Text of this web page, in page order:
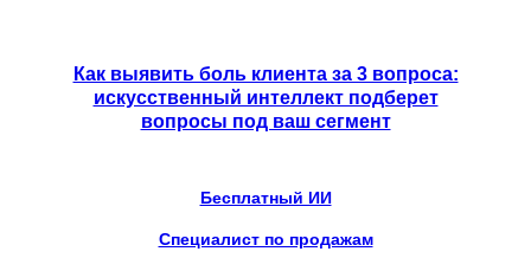
Как выявить боль клиента за 3 вопроса:
искусственный интеллект подберет
вопросы под ваш сегмент
Бесплатный ИИ
Специалист по продажам